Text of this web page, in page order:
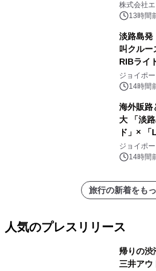
株式会社エ
13時間
淡路島発
叫クルー
RIBライ
アル！
ート設計
ジョイポ
14時間
海外販路
大 「淡
ド」×
開始！
ジョイポ
14時間
旅行の新着をも
人気のプレスリリース
帰りの渋
三井アウ